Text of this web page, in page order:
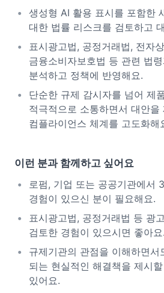
생성형 AI 활용 표시를 포함한
대한 법률 리스크를 검토하고
표시광고법, 공정거래법, 전자
금융소비자보호법 등 관련 법
분석하고 정책에 반영해요.
단순한 규제 감시자를 넘어 제
적극적으로 소통하면서 대안을
컴플라이언스 체계를 고도화해
이런 분과 함께하고 싶어요
로펌, 기업 또는 공공기관에서
경험이 있으신 분이 필요해요.
표시광고법, 공정거래법 등 광
검토한 경험이 있으시면 좋아요.
규제기관의 관점을 이해하면서
되는 현실적인 해결책을 제시
있어요.